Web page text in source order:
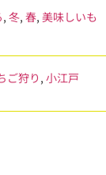
, 冬, 春, 美味しいも
ご狩り , 小江戸